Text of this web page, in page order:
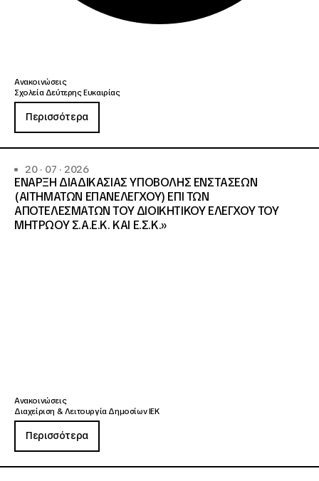
Ανακοινώσεις
Σχολεία Δεύτερης Ευκαιρίας
Περισσότερα
20 · 07 · 2026
ΕΝΑΡΞΗ ΔΙΑΔΙΚΑΣΙΑΣ ΥΠΟΒΟΛΗΣ ΕΝΣΤΑΣΕΩΝ
(ΑΙΤΗΜΑΤΩΝ ΕΠΑΝΕΛΕΓΧΟΥ) ΕΠΙ ΤΩΝ
ΑΠΟΤΕΛΕΣΜΑΤΩΝ ΤΟΥ ΔΙΟΙΚΗΤΙΚΟΥ ΕΛΕΓΧΟΥ ΤΟΥ
ΜΗΤΡΩΟΥ Σ.Α.Ε.Κ. ΚΑΙ Ε.Σ.Κ.»
Ανακοινώσεις
Διαχείριση & Λειτουργία Δημοσίων ΙΕΚ
Περισσότερα